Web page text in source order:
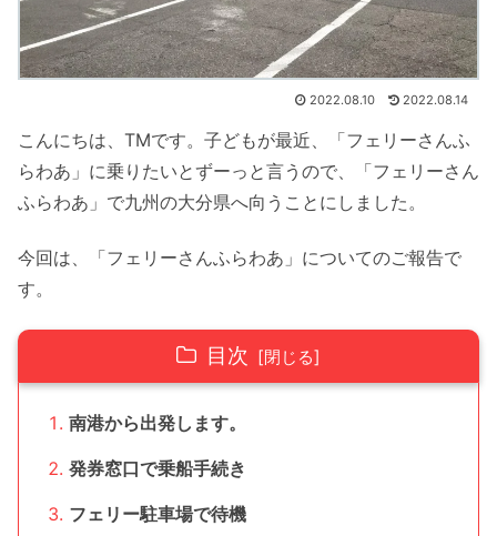
2022.08.10 2022.08.14
こんにちは、TMです。子どもが最近、「フェリーさんふ
らわあ」に乗りたいとずーっと言うので、「フェリーさん
ふらわあ」で九州の大分県へ向うことにしました。
今回は、「フェリーさんふらわあ」についてのご報告で
す。
目次
南港から出発します。
発券窓口で乗船手続き
フェリー駐車場で待機